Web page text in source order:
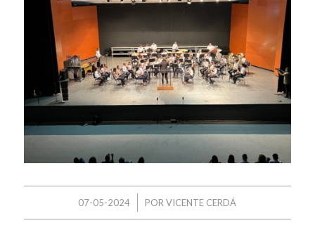
07-05-2024
/ PORVICENTE CERDÁ